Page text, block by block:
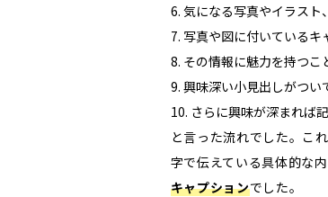
気になる写真やイラスト
写真や図に付いているキ
その情報に魅力を持つこ
興味深い小見出しがつい
さらに興味が深まれば
と言った流れでした。こ
字で伝えている具体的な
キャプションでした。